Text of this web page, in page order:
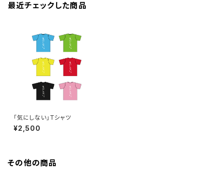
最近チェックした商品
「気にしない」Tシャツ
¥2,500
その他の商品